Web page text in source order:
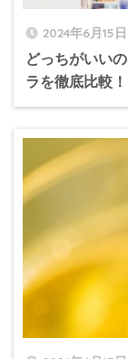
2024年6月15日
どっちがいい
ラを徹底比較！